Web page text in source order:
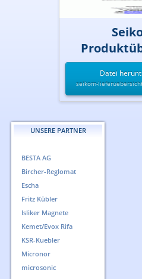
Datei
seikom-
UNSERE PARTNER
BESTA AG
Bircher-Reglomat
Escha
Fritz Kübler
Isliker Magnete
Kemet/Evox Rifa
KSR-Kuebler
Micronor
microsonic